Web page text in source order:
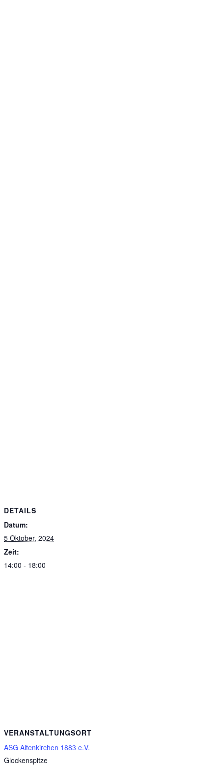
DETAILS
Datum:
5 Oktober, 2024
Zeit:
14:00 - 18:00
VERANSTALTUNGSORT
ASG Altenkirchen 1883 e.V.
Glockenspitze